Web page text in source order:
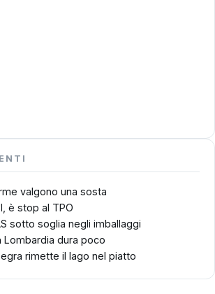
valgono una sosta
è stop al TPO
sotto soglia negli imballaggi
Lombardia dura poco
rimette il lago nel piatto